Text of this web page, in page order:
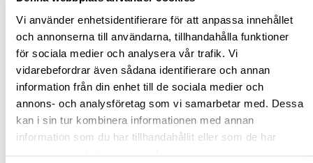
Vi använder enhetsidentifierare för att anpassa innehållet
och annonserna till användarna, tillhandahålla funktioner
för sociala medier och analysera vår trafik. Vi
vidarebefordrar även sådana identifierare och annan
information från din enhet till de sociala medier och
annons- och analysföretag som vi samarbetar med. Dessa
kan i sin tur kombinera informationen med annan
information som du har tillhandahållit eller som de har
FRÅGA OM PRODUKT
RECENSIONER
TILLBEHÖR